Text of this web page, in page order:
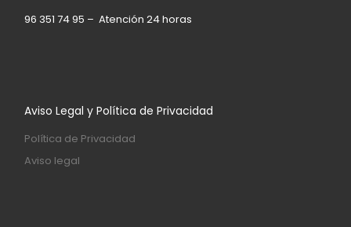
96 351 74 95 – Atención 24 horas
Aviso Legal y Política de Privacidad
Política de Privacidad
Aviso legal